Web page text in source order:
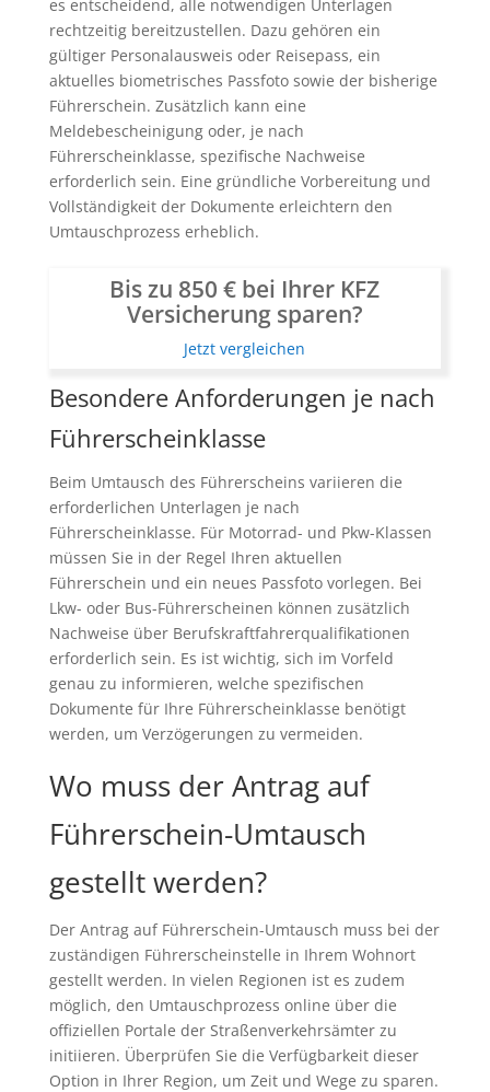
es entscheidend, alle notwendigen Unterlagen
rechtzeitig bereitzustellen. Dazu gehören ein
gültiger Personalausweis oder Reisepass, ein
aktuelles biometrisches Passfoto sowie der bisherige
Führerschein. Zusätzlich kann eine
Meldebescheinigung oder, je nach
Führerscheinklasse, spezifische Nachweise
erforderlich sein. Eine gründliche Vorbereitung und
Vollständigkeit der Dokumente erleichtern den
Umtauschprozess erheblich.
Bis zu 850 € bei Ihrer KFZ
Versicherung sparen?
Jetzt vergleichen
Besondere Anforderungen je nach
Führerscheinklasse
Beim Umtausch des Führerscheins variieren die
erforderlichen Unterlagen je nach
Führerscheinklasse. Für Motorrad- und Pkw-Klassen
müssen Sie in der Regel Ihren aktuellen
Führerschein und ein neues Passfoto vorlegen. Bei
Lkw- oder Bus-Führerscheinen können zusätzlich
Nachweise über Berufskraftfahrerqualifikationen
erforderlich sein. Es ist wichtig, sich im Vorfeld
genau zu informieren, welche spezifischen
Dokumente für Ihre Führerscheinklasse benötigt
werden, um Verzögerungen zu vermeiden.
Wo muss der Antrag auf
Führerschein-Umtausch
gestellt werden?
Der Antrag auf Führerschein-Umtausch muss bei der
zuständigen Führerscheinstelle in Ihrem Wohnort
gestellt werden. In vielen Regionen ist es zudem
möglich, den Umtauschprozess online über die
offiziellen Portale der Straßenverkehrsämter zu
initiieren. Überprüfen Sie die Verfügbarkeit dieser
Option in Ihrer Region, um Zeit und Wege zu sparen.